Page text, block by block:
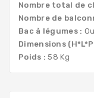
Nombre total de
Nombre de
Bac à légumes :
Dimensions
Poids : 58 Kg